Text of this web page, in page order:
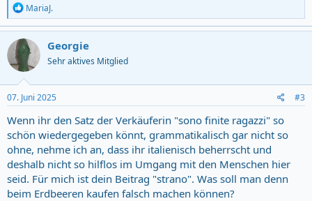
R
e
a
c
t
o
n
s
:
MariaJ.
Georgie
Sehr aktives Mitglied
07. Juni 2025 #3
Wenn ihr den Satz der Verkäuferin "sono finite ragazzi" so
schön wiedergegeben könnt, grammatikalisch gar nicht so
ohne, nehme ich an, dass ihr italienisch beherrscht und
deshalb nicht so hilflos im Umgang mit den Menschen hier
seid. Für mich ist dein Beitrag "strano". Was soll man denn
beim Erdbeeren kaufen falsch machen können?